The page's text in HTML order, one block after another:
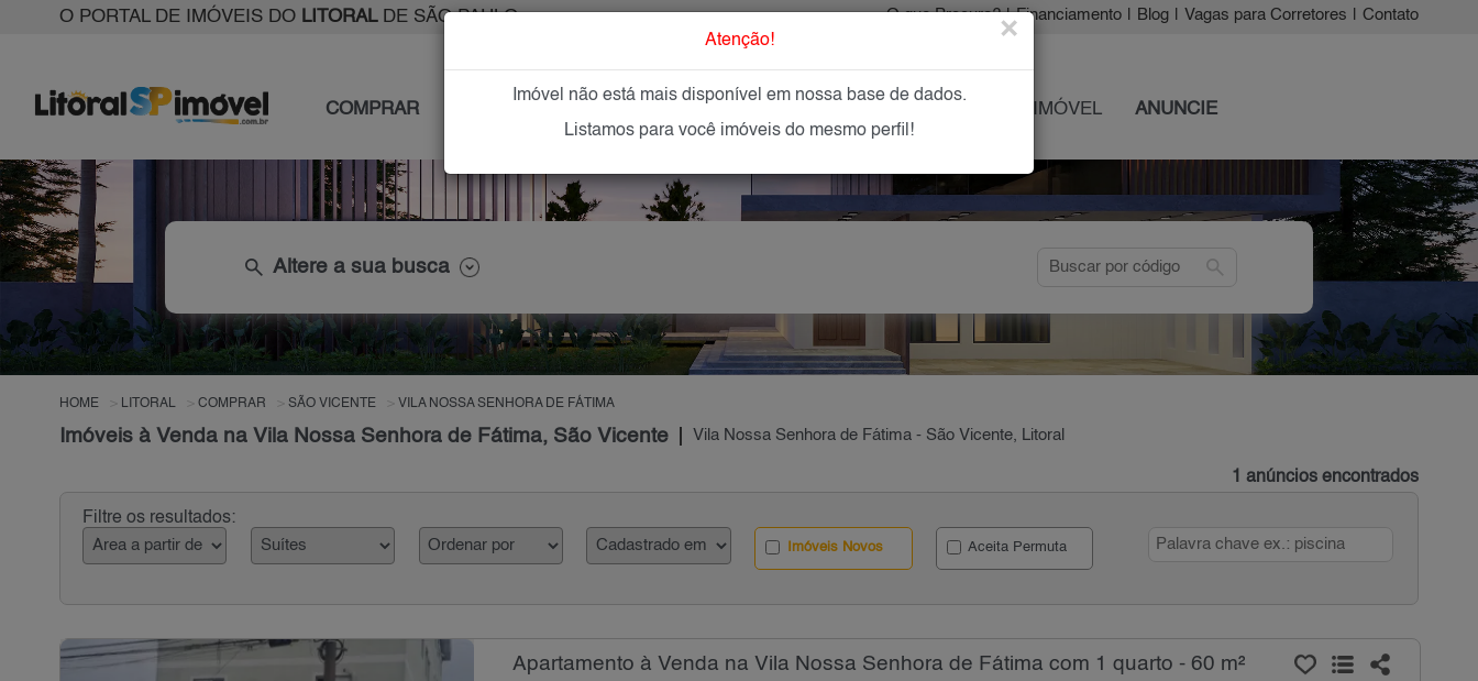
O PORTAL DE IMÓVEIS DO LITORALDE SÃO PAULO O que Procura? | Financiamento Blog Vagas para Corretores Contato
COMPRAR IMÓVEIS NOVOS OFEREÇA SEU IMÓVEL ANUNCIE
search Altere a sua busca search
HOME LITORAL COMPRAR SÃO VICENTE VILA NOSSA SENHORA DE FÁTIMA
Imóveis à Venda na Vila Nossa Senhora de Fátima, São Vicente Vila Nossa Senhora de Fátima - São Vicente, Litoral
1 anúncios encontrados
Filtre os resultados:
Imóveis Novos Aceita Permuta
Apartamento à Venda na Vila Nossa Senhora de Fátima com 1 quarto - 60 m²
Atenção! ×
Imóvel não está mais disponível em nossa base de dados.
Listamos para você imóveis do mesmo perfil!